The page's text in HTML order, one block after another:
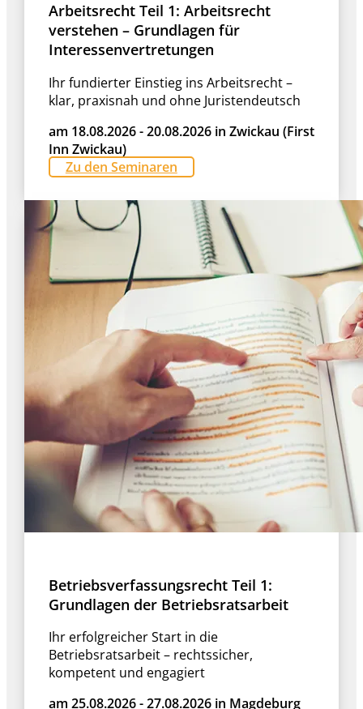
Arbeitsrecht Teil 1: Arbeitsrecht
verstehen – Grundlagen für
Interessenvertretungen
Ihr fundierter Einstieg ins Arbeitsrecht –
klar, praxisnah und ohne Juristendeutsch
am 18.08.2026 - 20.08.2026 in Zwickau (First
Inn Zwickau)
Zu den Seminaren
Betriebsverfassungsrecht Teil 1:
Grundlagen der Betriebsratsarbeit
Ihr erfolgreicher Start in die
Betriebsratsarbeit – rechtssicher,
kompetent und engagiert
am 25.08.2026 - 27.08.2026 in Magdeburg